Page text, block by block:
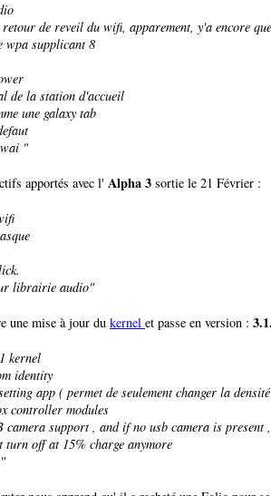
de reveil du wifi, apparement, y'a encore
supplicant 8
de la station d'accueil
une galaxy tab
"
apportés avec l' Alpha 3 sortie le 21 Février :
librairie audio"
une mise à jour du kernel et passe en version :
kernel
identity
app ( permet de seulement changer la
controller modules
camera support , and if no usb camera is
turn off at 15% charge anymore